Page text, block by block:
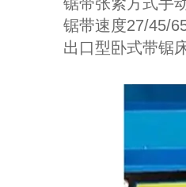
锯带速度27/45/
出口型卧式带锯